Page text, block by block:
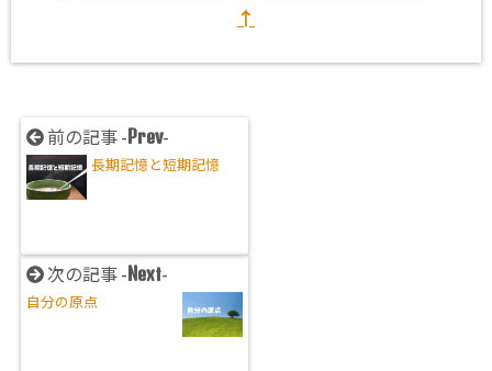
↑
前の記事 -Prev-
長期記憶と短期記憶
次の記事 -Next-
自分の原点